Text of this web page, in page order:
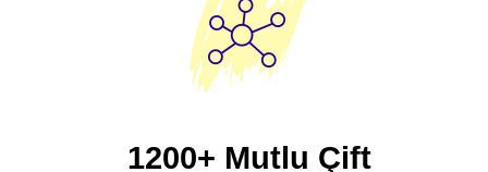
1200+ Mutlu Çift